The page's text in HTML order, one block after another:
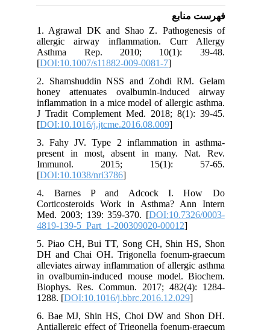
فهرست منابع
1. Agrawal DK and Shao Z. Pathogenesis of
allergic airway inflammation. Curr Allergy
Asthma Rep. 2010; 10(1): 39-48.
[DOI:10.1007/s11882-009-0081-7
2. Shamshuddin NSS and Zohdi RM. Gelam
honey attenuates ovalbumin-induced airway
inflammation in a mice model of allergic asthma.
J Tradit Complement Med. 2018; 8(1): 39-45.
[DOI:10.1016/j.jtcme.2016.08.009
3. Fahy JV. Type 2 inflammation in asthma-
present in most, absent in many. Nat. Rev.
Immunol. 2015; 15(1): 57-65.
[DOI:10.1038/nri3786
4. Barnes P and Adcock I. How Do
Corticosteroids Work in Asthma? Ann Intern
Med. 2003; 139: 359-370. [DOI:10.7326/0003-
4819-139-5_Part_1-200309020-00012
5. Piao CH, Bui TT, Song CH, Shin HS, Shon
DH and Chai OH. Trigonella foenum-graecum
alleviates airway inflammation of allergic asthma
in ovalbumin-induced mouse model. Biochem.
Biophys. Res. Commun. 2017; 482(4): 1284-
1288. [DOI:10.1016/j.bbrc.2016.12.029
6. Bae MJ, Shin HS, Choi DW and Shon DH.
Antiallergic effect of Trigonella foenum-graecum